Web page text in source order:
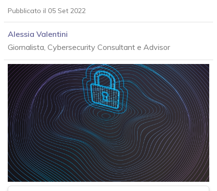
Pubblicato il 05 Set 2022
Alessia Valentini
Giornalista, Cybersecurity Consultant e Advisor